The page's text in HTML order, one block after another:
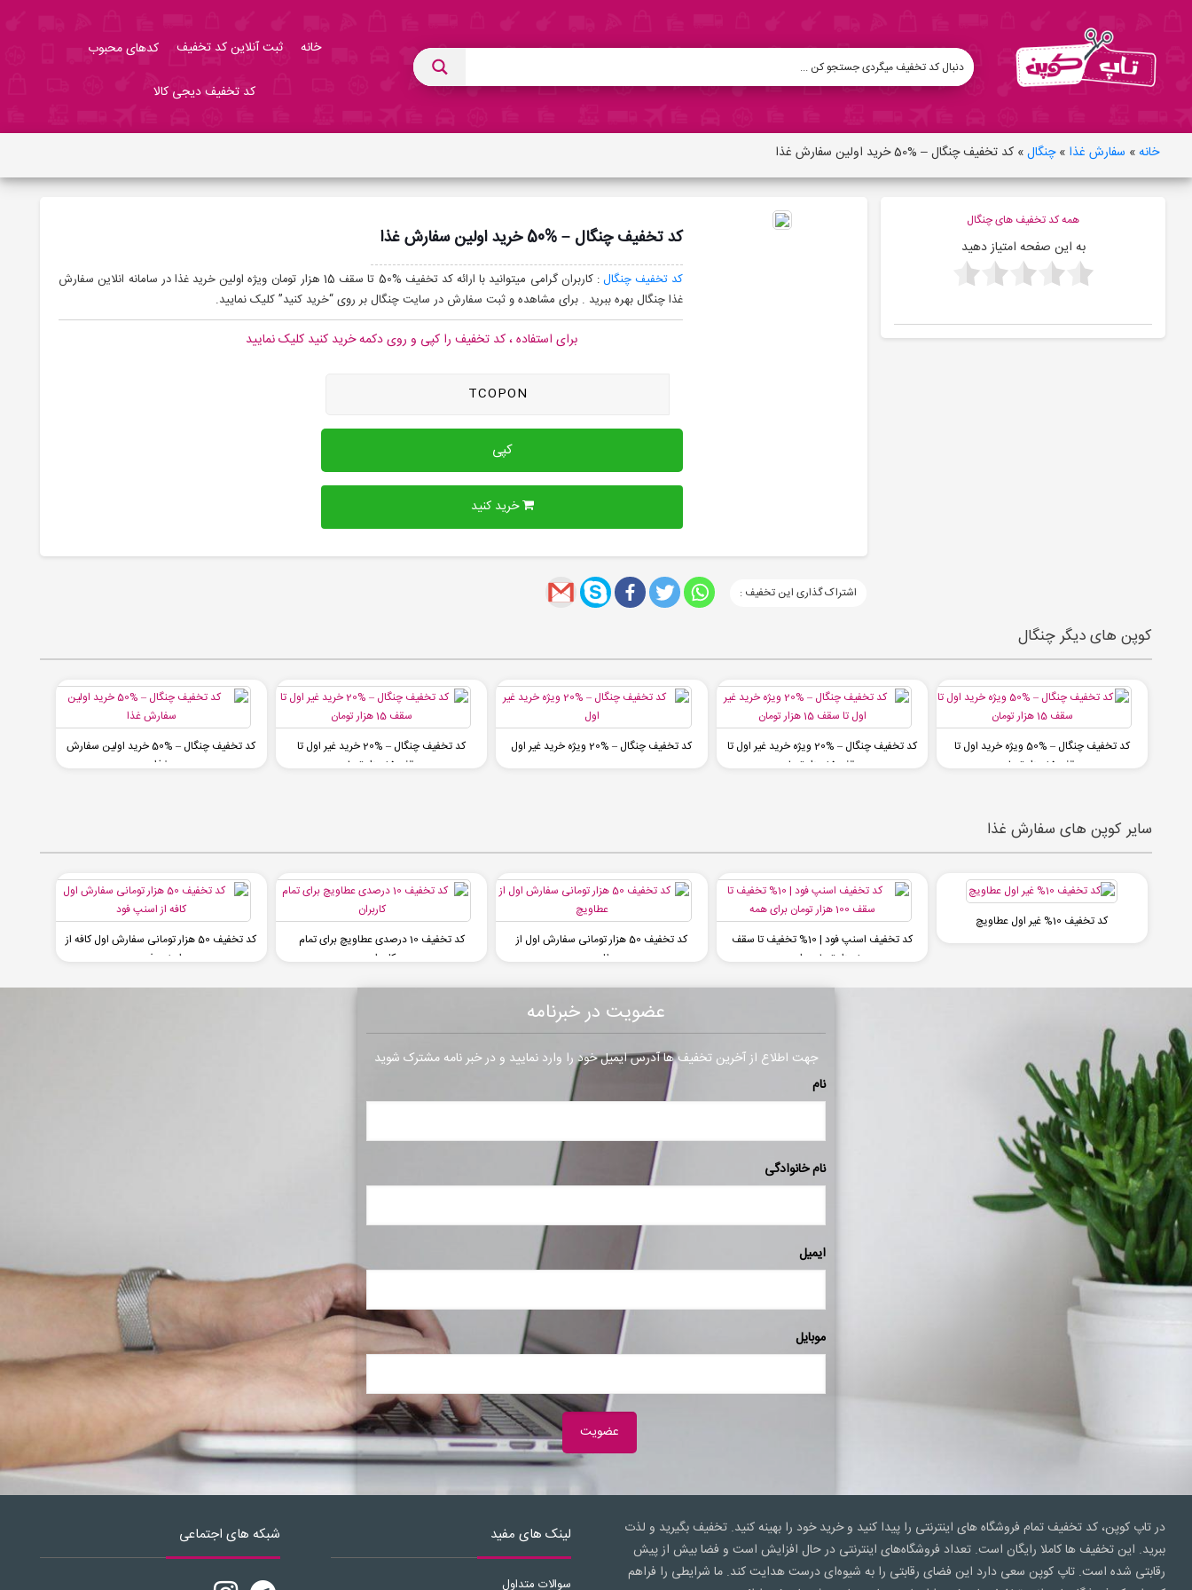
خانه ثبت آنلاین کد تخفیف کدهای محبوب
کد تخفیف دیجی کالا
خانه» سفارش غذا »چنگال» کد تخفیف چنگال – %50 خرید اولین سفارش غذا
کد تخفیف چنگال – %50 خرید اولین سفارش غذا
کد تخفیف چنگال
: کاربران گرامی میتوانید با ارائه کد تخفیف %50 تا سقف 15 هزار تومان ویژه اولین خرید غذا در سامانه انلاین سفارش
غذا چنگال بهره ببرید . برای مشاهده و ثبت سفارش در سایت چنگال بر روی “خرید کنید” کلیک نمایید.
برای استفاده ، کد تخفیف را کپی و روی دکمه خرید کنید کلیک نمایید
TCOPON
کپی
خرید کنید
اشتراک گذاری این تخفیف :
همه کد تخفیف های چنگال
به این صفحه امتیاز دهید
کوپن های دیگر چنگال
کد تخفیف چنگال – %50 ویژه خرید اول تا
سقف 15 هزار تومان
کد تخفیف چنگال – %20 ویژه خرید غیر اول تا
سقف 15 هزار تومان
کد تخفیف چنگال – %20 ویژه خرید غیر اول
کد تخفیف چنگال – %20 خرید غیر اول تا
سقف 15 هزار تومان
کد تخفیف چنگال – %50 خرید اولین سفارش
غذا
سایر کوپن های سفارش غذا
کد تخفیف 10% غیر اول عطاویچ
کد تخفیف اسنپ فود | 10% تخفیف تا سقف
100 هزار تومان برای همه
کد تخفیف 50 هزار تومانی سفارش اول از
عطاویچ
کد تخفیف 10 درصدی عطاویچ برای تمام
کاربران
کد تخفیف 50 هزار تومانی سفارش اول کافه از
اسنپ فود
عضویت در خبرنامه
جهت اطلاع از آخرین تخفیف ها آدرس ایمیل خود را وارد نمایید و در خبر نامه مشترک شوید
نام
نام خانوادگی
ایمیل
موبایل
در تاپ کوپن، کد تخفیف تمام فروشگاه های اینترنتی را پیدا کنید و خرید خود را بهینه کنید. تخفیف بگیرید و لذت
ببرید. این تخفیف ها کاملا رایگان است. تعداد فروشگاه‌های اینترنتی در حال افزایش است و فضا بیش از پیش
رقابتی شده است. تاپ کوپن سعی‌ دارد این فضای رقابتی را به شیوه‌ای درست هدایت کند. ما شرایطی را فراهم
لینک های مفید
سوالات متداول
شبکه های اجتماعی